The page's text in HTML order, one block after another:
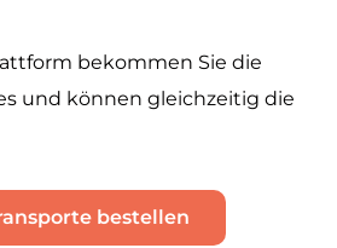
bekommen Sie die
und können gleichzeitig die
bestellen